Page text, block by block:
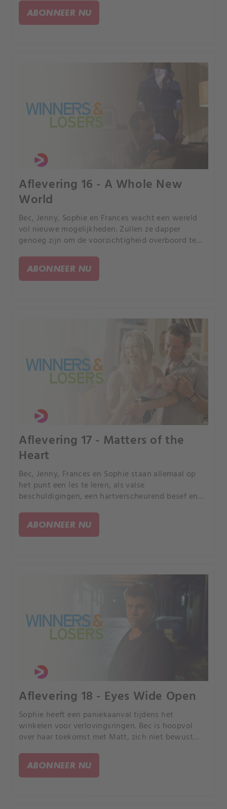
ABONNEER NU
Aflevering 16 - A Whole New
World
Bec, Jenny, Sophie en Frances wacht een wereld
vol nieuwe mogelijkheden. Zullen ze dapper
genoeg zijn om de voorzichtigheid overboord te
ABONNEER NU
Aflevering 17 - Matters of the
Heart
Bec, Jenny, Frances en Sophie staan allemaal op
het punt een les te leren, als valse
beschuldigingen, een hartverscheurend besef en
zijn kop zetten.
ABONNEER NU
Aflevering 18 - Eyes Wide Open
Sophie heeft een paniekaanval tijdens het
winkelen voor verlovingsringen. Bec is hoopvol
over haar toekomst met Matt, zich niet bewust
ABONNEER NU